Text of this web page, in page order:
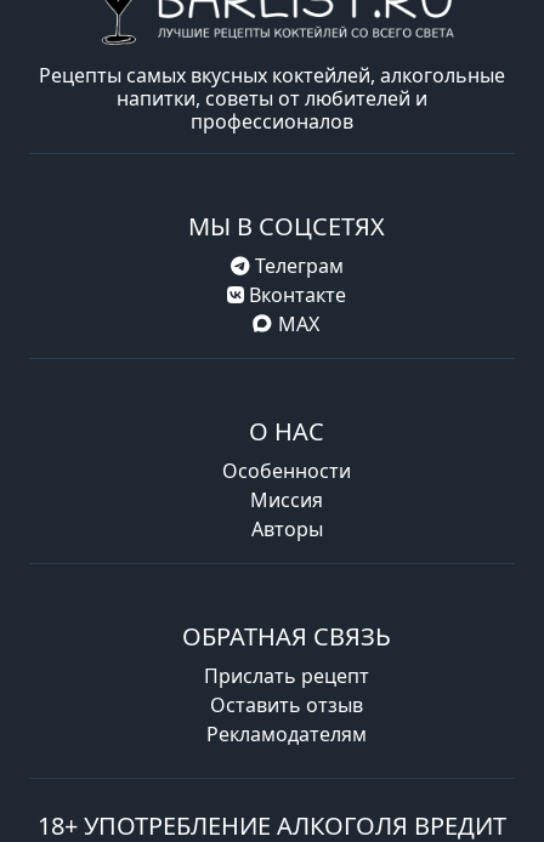
Рецепты самых вкусных коктейлей, алкогольные
напитки, советы от любителей и
профессионалов
МЫ В СОЦСЕТЯХ
Телеграм
Вконтакте
MAX
О НАС
Особенности
Миссия
Авторы
ОБРАТНАЯ СВЯЗЬ
Прислать рецепт
Оставить отзыв
Рекламодателям
18+ УПОТРЕБЛЕНИЕ АЛКОГОЛЯ ВРЕДИТ